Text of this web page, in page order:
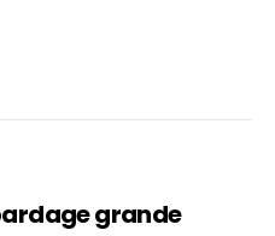
grande